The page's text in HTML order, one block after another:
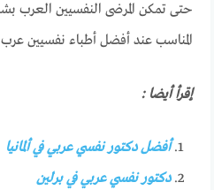
حتى تمكن المرضى النفسيين العرب
المناسب عند أفضل أطباء نفسيين عرب
إقرأ أيضا :
أفضل دكتور نفسي عربي في ألمانيا
دكتور نفسي عربي في برلين